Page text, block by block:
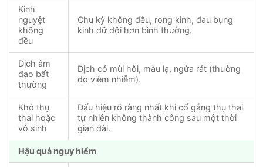
Kinh
nguyệt
không
đều
Chu kỳ không đều, rong kinh, đau bụng
kinh dữ dội hơn bình thường.
Dịch âm
đạo bất
thường
Dịch có mùi hôi, màu lạ, ngứa rát (thường
do viêm nhiễm).
Khó thụ
thai hoặc
vô sinh
Dấu hiệu rõ ràng nhất khi cố gắng thụ thai
tự nhiên không thành công sau một thời
gian dài.
Hậu quả nguy hiểm